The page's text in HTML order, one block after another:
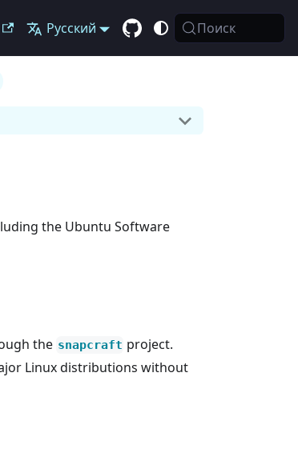
Русский Поиск
the Ubuntu Software
the snapcraft project.
Linux distributions without